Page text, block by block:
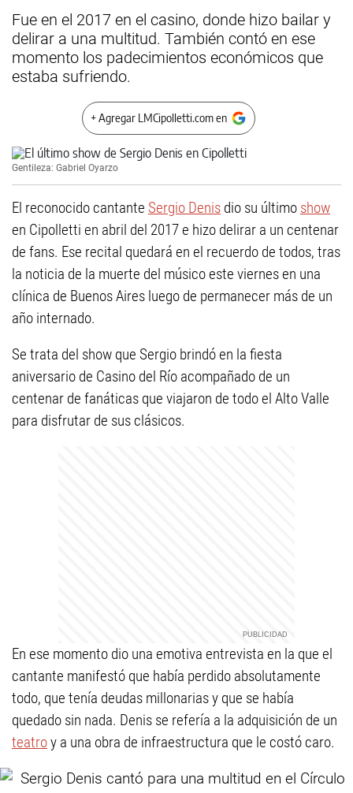
Fue en el 2017 en el casino, donde hizo bailar y
delirar a una multitud. También contó en ese
momento los padecimientos económicos que
estaba sufriendo.
+ Agregar LMCipolletti.com en
Gentileza: Gabriel Oyarzo
El reconocido cantante Sergio Denis dio su último show
en Cipolletti en abril del 2017 e hizo delirar a un centenar
de fans. Ese recital quedará en el recuerdo de todos, tras
la noticia de la muerte del músico este viernes en una
clínica de Buenos Aires luego de permanecer más de un
año internado.
Se trata del show que Sergio brindó en la fiesta
aniversario de Casino del Río acompañado de un
centenar de fanáticas que viajaron de todo el Alto Valle
para disfrutar de sus clásicos.
En ese momento dio una emotiva entrevista en la que el
cantante manifestó que había perdido absolutamente
todo, que tenía deudas millonarias y que se había
quedado sin nada. Denis se refería a la adquisición de un
teatroy a una obra de infraestructura que le costó caro.